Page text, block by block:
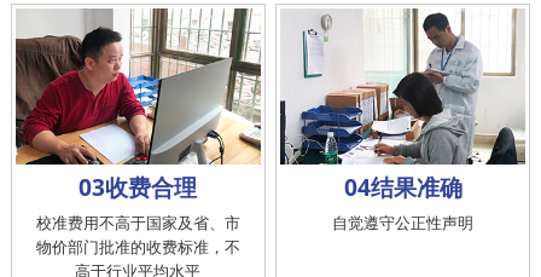
03收费合理
校准费用不高于国家及省、市
物价部门批准的收费标准，不
高于行业平均水平
04结果准确
自觉遵守公正性声明